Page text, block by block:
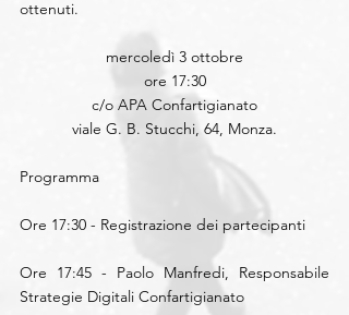
ottenuti.
mercoledì 3 ottobre
ore 17:30
c/o APA Confartigianato
viale G. B. Stucchi, 64, Monza.
Programma
Ore 17:30 - Registrazione dei partecipanti
Ore 17:45 - Paolo Manfredi, Responsabile
Strategie Digitali Confartigianato